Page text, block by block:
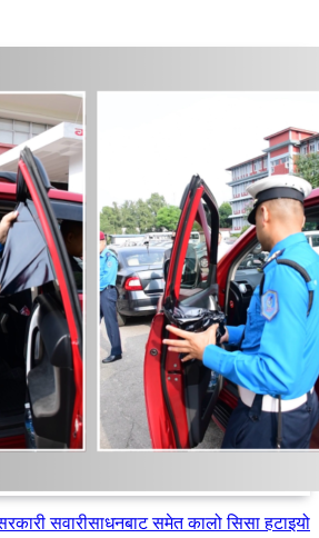
सवारीसाधनबाट समेत कालो सिसा हटाइयो